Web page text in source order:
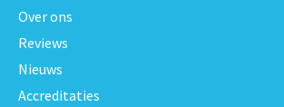
Over ons
Reviews
Nieuws
Accreditaties